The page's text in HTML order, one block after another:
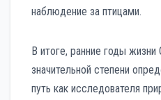
наблюдение за птицами.
В итоге, ранние годы
значительной степени
путь как исследователя